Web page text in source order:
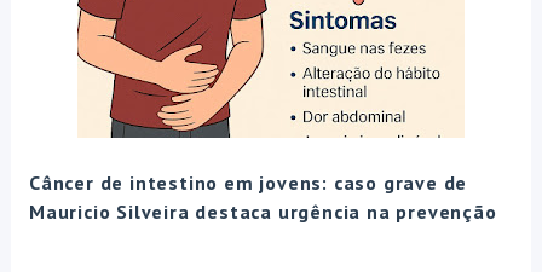
Câncer de intestino em jovens: caso grave de
Mauricio Silveira destaca urgência na prevenção